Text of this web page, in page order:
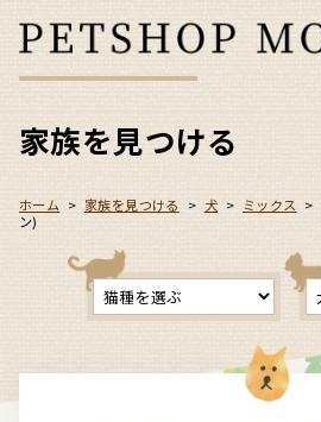
家族を見つける
ホーム > 家族を見つける > 犬 > ミックス >
ン)